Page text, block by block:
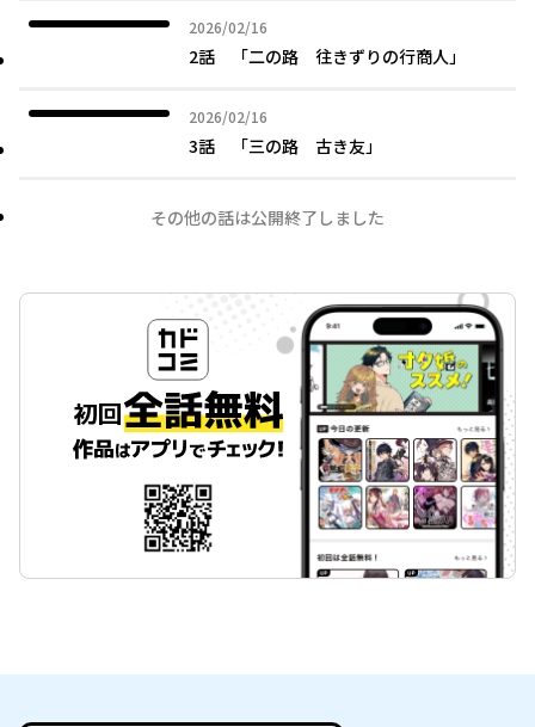
2026/02/16
2026年02月16日
2話 「二の路 往きずりの行商人」
2026/02/16
2026年02月16日
3話 「三の路 古き友」
その他の話は公開終了しました